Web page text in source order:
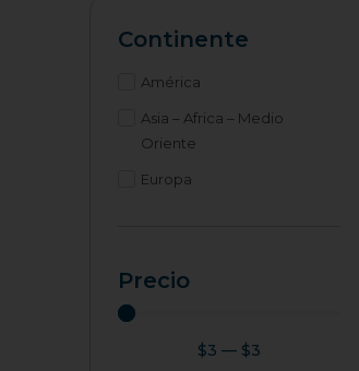
Continente
América
Asia – Africa – Medio
Oriente
Europa
Precio
$3 — $3